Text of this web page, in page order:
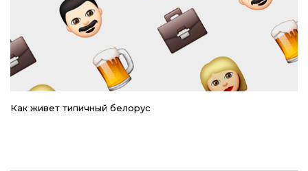
Как живет типичный белорус